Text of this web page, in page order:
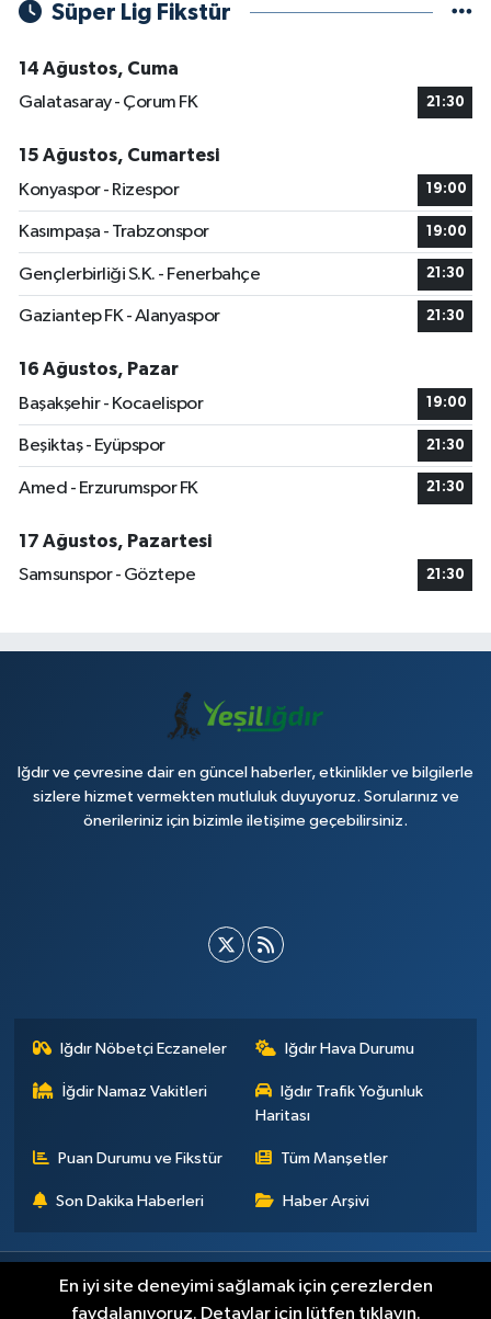
Süper Lig Fikstür
14 Ağustos, Cuma
Galatasaray - Çorum FK
21:30
15 Ağustos, Cumartesi
Konyaspor - Rizespor
19:00
Kasımpaşa - Trabzonspor 19:00
Gençlerbirliği S.K. - Fenerbahçe 21:30
Gaziantep FK - Alanyaspor 21:30
16 Ağustos, Pazar
Başakşehir - Kocaelispor
19:00
Beşiktaş - Eyüpspor 21:30
Amed - Erzurumspor FK 21:30
17 Ağustos, Pazartesi
Samsunspor - Göztepe
21:30
Iğdır ve çevresine dair en güncel haberler, etkinlikler ve bilgilerle
sizlere hizmet vermekten mutluluk duyuyoruz. Sorularınız ve
önerileriniz için bizimle iletişime geçebilirsiniz.
Iğdır Nöbetçi Eczaneler Iğdır Hava Durumu
İğdir Namaz Vakitleri
Iğdır Trafik Yoğunluk
Haritası
Puan Durumu ve Fikstür Tüm Manşetler
Son Dakika Haberleri Haber Arşivi
Künye İletişim Çerez Politikası Gizlilik ilkeleri
En iyi site deneyimi sağlamak için çerezlerden
faydalanıyoruz. Detaylar için lütfen tıklayın.